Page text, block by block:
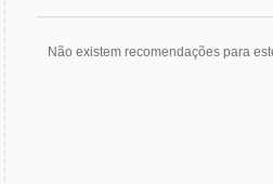
Não existem recomendações para